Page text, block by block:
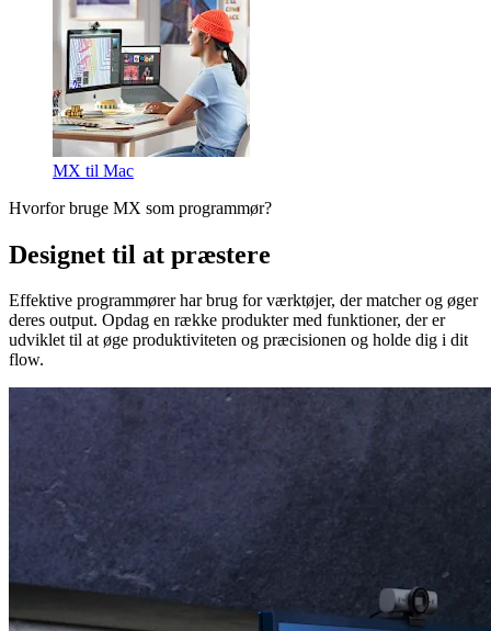
MX til Mac
Hvorfor bruge MX som programmør?
Designet til at præstere
Effektive programmører har brug for værktøjer, der matcher og øger
deres output. Opdag en række produkter med funktioner, der er
udviklet til at øge produktiviteten og præcisionen og holde dig i dit
flow.